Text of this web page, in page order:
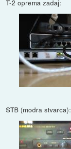
T-2 oprema zadaj:
STB (modra stvarca):